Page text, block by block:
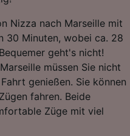
Nizza nach Marseille mit
30 Minuten, wobei ca. 28
geht's nicht!
müssen Sie nicht
genießen. Sie können
fahren. Beide
Züge mit viel